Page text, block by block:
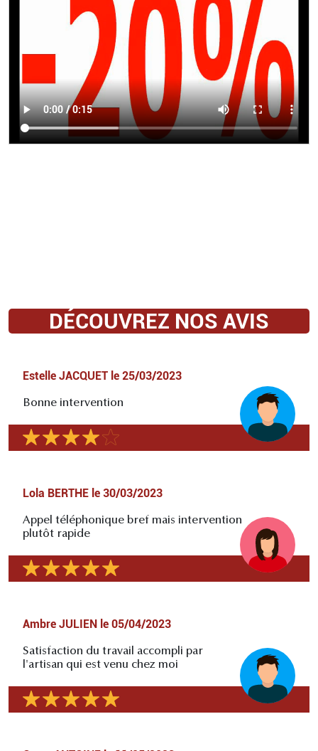
DÉCOUVREZ NOS AVIS
Estelle JACQUET le 25/03/2023
Bonne intervention
Lola BERTHE le 30/03/2023
Appel téléphonique bref mais intervention
plutôt rapide
Ambre JULIEN le 05/04/2023
Satisfaction du travail accompli par
l'artisan qui est venu chez moi